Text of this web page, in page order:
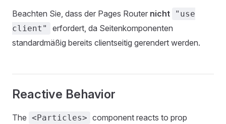
Beachten Sie, dass der Pages Router nicht
"use
client"
erfordert, da Seitenkomponenten
standardmäßig bereits clientseitig gerendert werden.
Reactive Behavior
The <Particles> component reacts to prop